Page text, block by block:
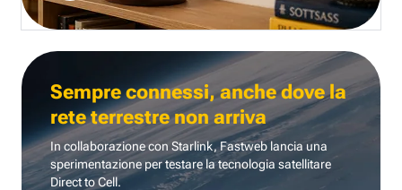
Sempre connessi, anche dove la
rete terrestre non arriva
In collaborazione con Starlink, Fastweb lancia una
sperimentazione per testare la tecnologia satellitare
Direct to Cell.